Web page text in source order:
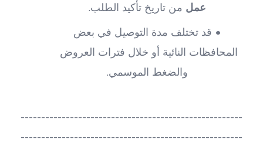
عمل من تاريخ تأكيد الطلب.
والضغط الموسمي.
------------------------------------------------------
------------------------------------------------------